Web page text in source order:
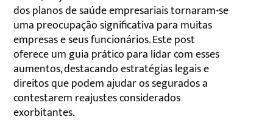
dos planos de saúde empresariais tornaram-se
uma preocupação significativa para muitas
empresas e seus funcionários. Este post
oferece um guia prático para lidar com esses
aumentos, destacando estratégias legais e
direitos que podem ajudar os segurados a
contestarem reajustes considerados
exorbitantes.